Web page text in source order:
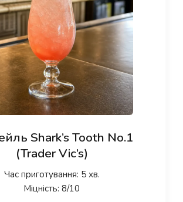
Shark’s Tooth No.1
(Trader Vic’s)
Час приготування: 5 хв.
Міцність: 8/10